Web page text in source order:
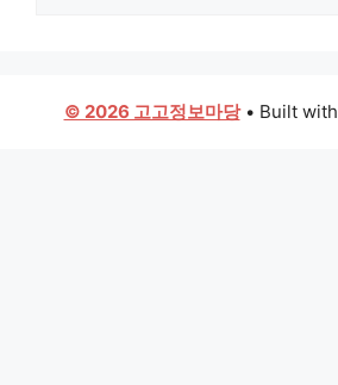
© 2026 고고정보마당• Built with